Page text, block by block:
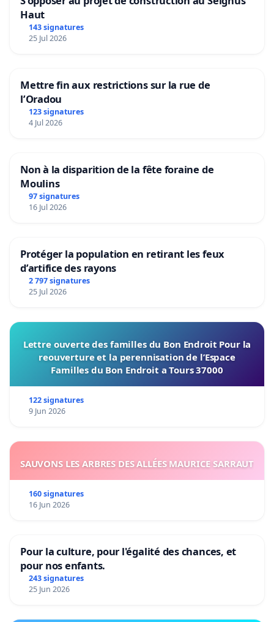
Haut
143 signatures
25 Jul 2026
Mettre fin aux restrictions sur la rue de
l’Oradou
123 signatures
4 Jul 2026
Non à la disparition de la fête foraine de
Moulins
97 signatures
16 Jul 2026
Protéger la population en retirant les feux
d’artifice des rayons
2 797 signatures
25 Jul 2026
Lettre ouverte des familles du Bon Endroit Pour la
reouverture et la perennisation de l’Espace
Familles du Bon Endroit a Tours 37000
122 signatures
9 Jun 2026
SAUVONS LES ARBRES DES ALLÉES MAURICE SARRAUT
160 signatures
16 Jun 2026
Pour la culture, pour l'égalité des chances, et
pour nos enfants.
243 signatures
25 Jun 2026